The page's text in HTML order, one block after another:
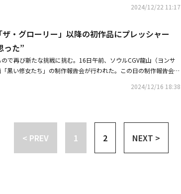
好奇心を刺激する。エクソシズムから医学的治療まで、あらゆる
ャラクターの魅力を収めたスチール9種を公開した映画「黒い修
優たちの熱演で、新年の劇場を魅了する予定だ。韓国で2025年1
ュンハン、キム・シンビ、ムン・ウジン、ソ・ボムジュン、チョ
た。・【PHOTO】パク・シネ＆チャン・ナラ＆キム・ヘユンら
ペットに登場・アン・ボヒョンからパク・シネまで「2024 SBS演
2024/12/22 11:17
・グローリー」以降の初作品にプレッシャー
った”
で再び新たな挑戦に挑む。16日午前、ソウルCGV龍山（ヨンサ
黒い修女たち」の制作報告会が行われた。この日の制作報告会に
。同作は、強力な悪霊にとりつかれた少年を救うため奮闘する
式に出るというユニークな設定で期待を高めている。クォン・ヒ
れた映画が、スクリーンを通じて観客の皆さんと繋がったらうれ
ュースを聞いて最初に感じたことは、感謝だった。鮮明に覚えて
2024/12/16 18:38
< PREV 1 2 NEXT >